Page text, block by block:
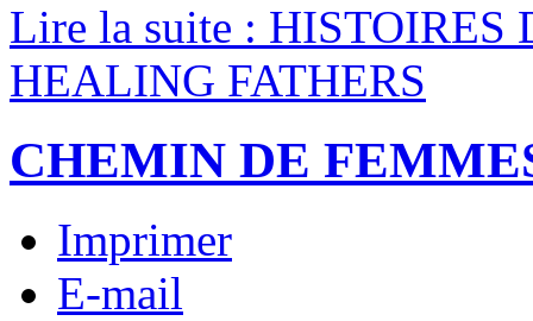
Lire la suite : HISTOIRES
HEALING FATHERS
CHEMIN DE
Imprimer
E-mail